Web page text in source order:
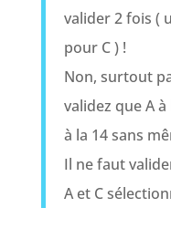
valider 2 fois (
pour C ) !
Non, surtout
validez que A
à la 14 sans
Il ne faut
A et C